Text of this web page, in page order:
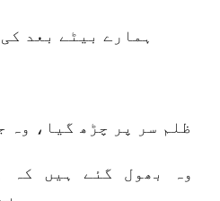
ہمارے بیٹے بعد
ظلم سر پر چڑھ گیا، وہ
وہ بھول گئے ہیں کہ